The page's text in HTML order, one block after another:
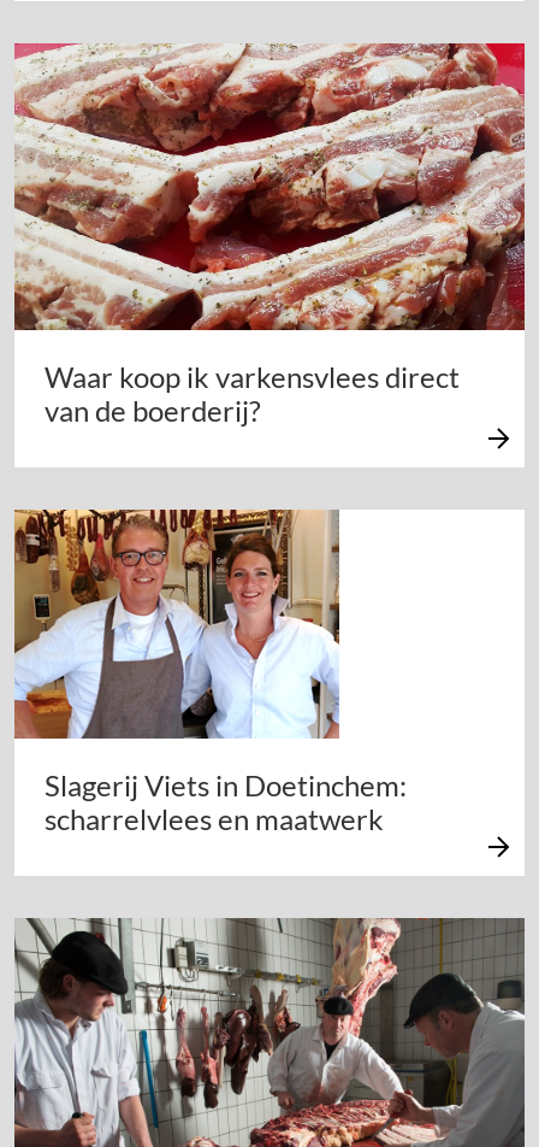
Waar koop ik varkensvlees direct
van de boerderij?
Slagerij Viets in Doetinchem:
scharrelvlees en maatwerk